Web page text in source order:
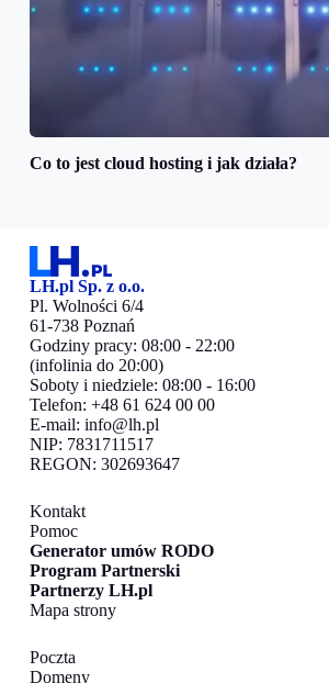
Co to jest cloud hosting i jak działa?
LH.pl Sp. z o.o.
Pl. Wolności 6/4
61-738 Poznań
Godziny pracy: 08:00 - 22:00
(infolinia do 20:00)
Soboty i niedziele: 08:00 - 16:00
Telefon: +48 61 624 00 00
E-mail: info@lh.pl
NIP: 7831711517
REGON: 302693647
Kontakt
Pomoc
Generator umów RODO
Program Partnerski
Partnerzy LH.pl
Mapa strony
Poczta
Domeny